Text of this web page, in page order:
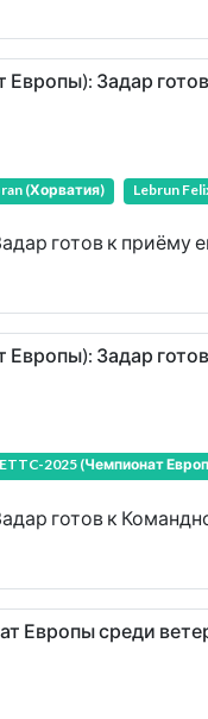
Европы): Задар
(Хорватия) Lebrun
готов к приёму
Европы): Задар
ETTC-2025 (Чемпионат
готов к
Европы среди